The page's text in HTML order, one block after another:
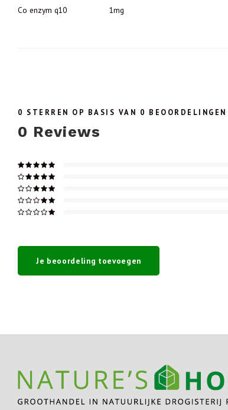
Co enzym q10 1mg
0 STERREN OP BASIS VAN 0 BEOORDELINGEN
0 Reviews
Je beoordeling toevoegen